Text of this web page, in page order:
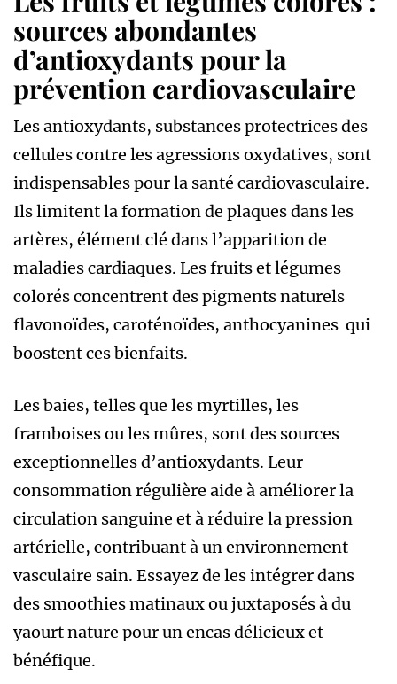
sources abondantes
d’antioxydants pour la
prévention cardiovasculaire
Les antioxydants, substances protectrices des
cellules contre les agressions oxydatives, sont
indispensables pour la santé cardiovasculaire.
Ils limitent la formation de plaques dans les
artères, élément clé dans l’apparition de
maladies cardiaques. Les fruits et légumes
colorés concentrent des pigments naturels
flavonoïdes, caroténoïdes, anthocyanines qui
boostent ces bienfaits.
Les baies, telles que les myrtilles, les
framboises ou les mûres, sont des sources
exceptionnelles d’antioxydants. Leur
consommation régulière aide à améliorer la
circulation sanguine et à réduire la pression
artérielle, contribuant à un environnement
vasculaire sain. Essayez de les intégrer dans
des smoothies matinaux ou juxtaposés à du
yaourt nature pour un encas délicieux et
bénéfique.